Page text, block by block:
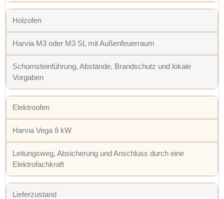
Holzofen
Harvia M3 oder M3 SL mit Außenfeuerraum
Schornsteinführung, Abstände, Brandschutz und lokale
Vorgaben
Elektroofen
Harvia Vega 8 kW
Leitungsweg, Absicherung und Anschluss durch eine
Elektrofachkraft
Lieferzustand